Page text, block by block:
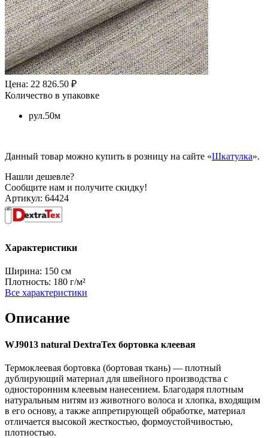
Цена: 22 826.50 ₽
Количество в упаковке
рул.50м
Данный товар можно купить в розницу на сайте «Шкатулка».
Нашли дешевле?
Сообщите нам и получите скидку!
Артикул: 64424
Характеристики
Ширина: 150 см
Плотность: 180 г/м²
Все характеристики
Описание
WJ9013 natural DextraTex бортовка клеевая
Термоклеевая бортовка (бортовая ткань) — плотный
дублирующий материал для швейного производства с
односторонним клеевым нанесением. Благодаря плотным
натуральным нитям из животного волоса и хлопка, входящим
в его основу, а также аппретирующей обработке, материал
отличается высокой жесткостью, формоустойчивостью,
плотностью.